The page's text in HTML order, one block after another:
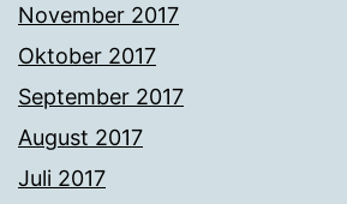
November 2017
Oktober 2017
September 2017
August 2017
Juli 2017